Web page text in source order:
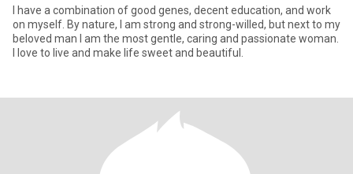
I have a combination of good genes, decent education, and work
on myself. By nature, I am strong and strong-willed, but next to my
beloved man I am the most gentle, caring and passionate woman.
I love to live and make life sweet and beautiful.